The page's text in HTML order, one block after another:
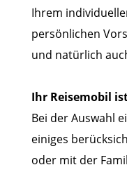
Ihrem
persönlichen
und natürlich
Ihr Reisemobil
Bei der Auswahl
einiges
oder mit der